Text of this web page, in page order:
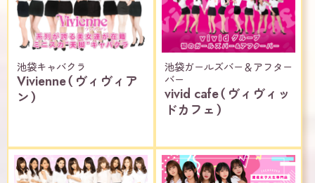
池袋キャバクラ
Vivienne（ヴィヴィア
ン）
池袋ガールズバー＆アフター
バー
vivid cafe（ヴィヴィッ
ドカフェ）